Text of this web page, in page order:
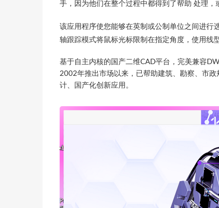
手，因为他们在整个过程中都得到了帮助 处理，
该应用程序使您能够在英制或公制单位之间进行
轴跟踪模式将鼠标光标限制在指定角度，使用线
基于自主内核的国产二维CAD平台，完美兼容
2002年推出市场以来，已帮助建筑、勘察、市
计、国产化创新应用。